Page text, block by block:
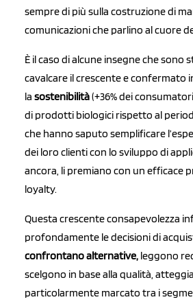
sempre di più sulla costruzione di
comunicazioni che parlino al cuore
È il caso di alcune insegne che sono
cavalcare il crescente e confermato
la sostenibilità(+36% dei
di prodotti biologici rispetto al
che hanno saputo semplificare
dei loro clienti con lo sviluppo di
ancora, li premiano con un efficace
loyalty.
Questa crescente consapevolezza
profondamente le decisioni di
confrontano alternative, leggono
scelgono in base alla qualità,
particolarmente marcato tra i